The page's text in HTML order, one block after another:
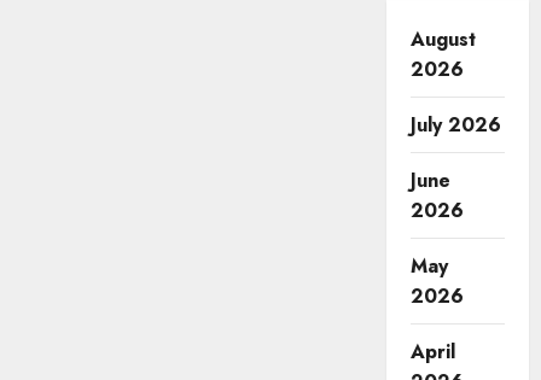
August
2026
July 2026
June
2026
May
2026
April